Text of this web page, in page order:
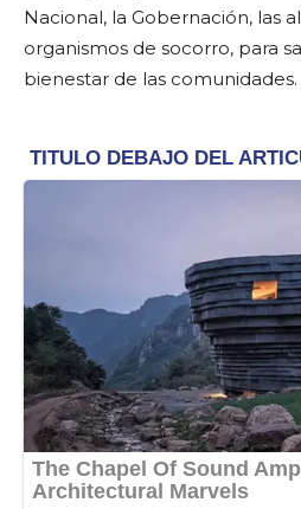
Nacional, la Gobernación, las
organismos de socorro, para
bienestar de las comunidades.